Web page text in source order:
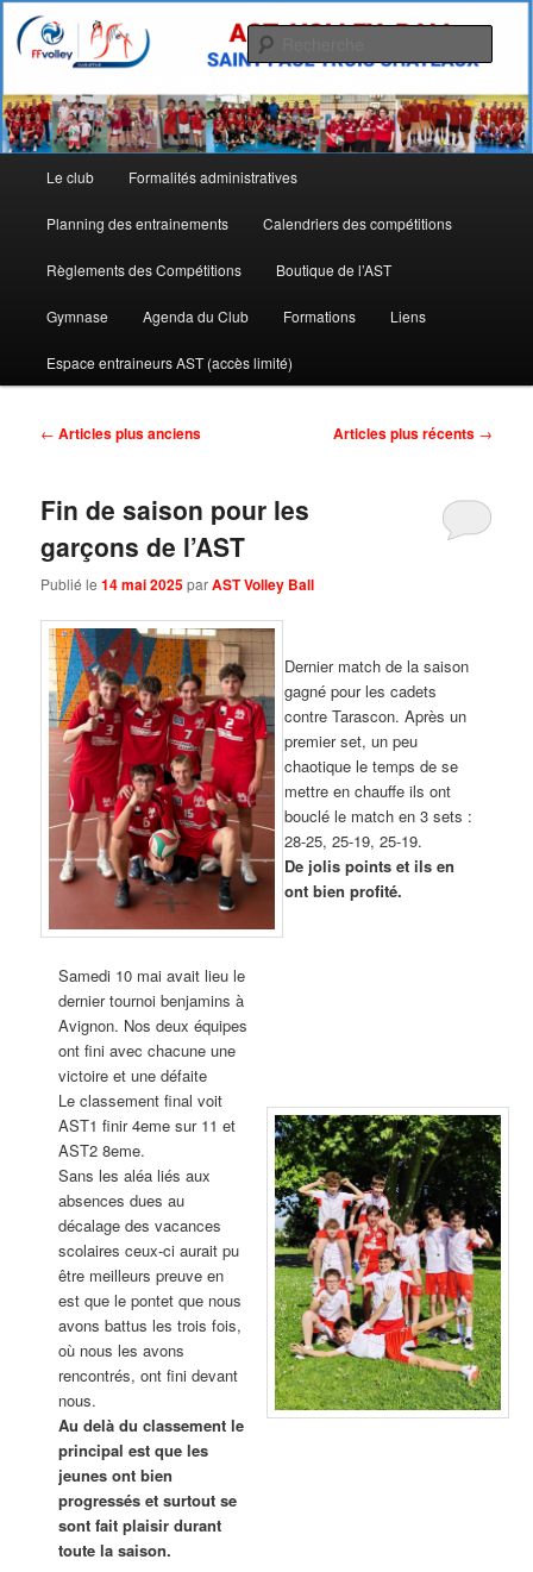
Aller
contenu
Aller
contenu
Site de l'Association Sportive
Tricastine de Volley Ball
Allez l'AST
principal
Le club Formalités administratives
Planning des entrainements Calendriers des compétitions
Règlements des Compétitions Boutique de l’AST
Gymnase Agenda du Club Formations Liens
Espace entraineurs AST (accès limité)
Navigation
← Articles plus anciens Articles plus récents →
Fin de saison pour les
garçons de l’AST
Publié le14 mai 2025parAST Volley Ball
Dernier match de la saison
gagné pour les cadets
contre Tarascon. Après un
premier set, un peu
chaotique le temps de se
mettre en chauffe ils ont
bouclé le match en 3 sets :
28-25, 25-19, 25-19.
De jolis points et ils en
ont bien profité.
Samedi 10 mai avait lieu le
dernier tournoi benjamins à
Avignon. Nos deux équipes
ont fini avec chacune une
victoire et une défaite
Le classement final voit
AST1 finir 4eme sur 11 et
AST2 8eme.
Sans les aléa liés aux
absences dues au
décalage des vacances
scolaires ceux-ci aurait pu
être meilleurs preuve en
est que le pontet que nous
avons battus les trois fois,
où nous les avons
rencontrés, ont fini devant
nous.
Au delà du classement le
principal est que les
jeunes ont bien
progressés et surtout se
sont fait plaisir durant
toute la saison.